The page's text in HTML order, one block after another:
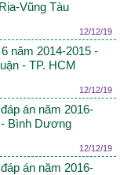
Vũng Tàu
12/12/19
năm 2014-2015 -
- TP. HCM
12/12/19
án năm 2016-
- Bình Dương
12/12/19
án năm 2016-